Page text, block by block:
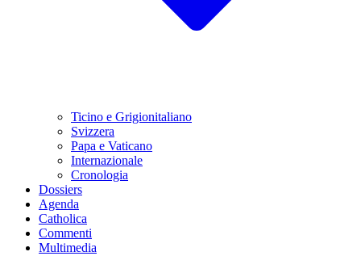
Ticino e Grigionitaliano
Svizzera
Papa e Vaticano
Internazionale
Cronologia
Dossiers
Agenda
Catholica
Commenti
Multimedia